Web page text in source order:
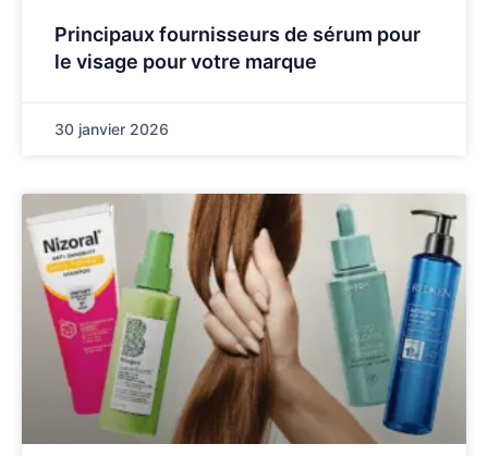
Principaux fournisseurs de sérum pour
le visage pour votre marque
30 janvier 2026